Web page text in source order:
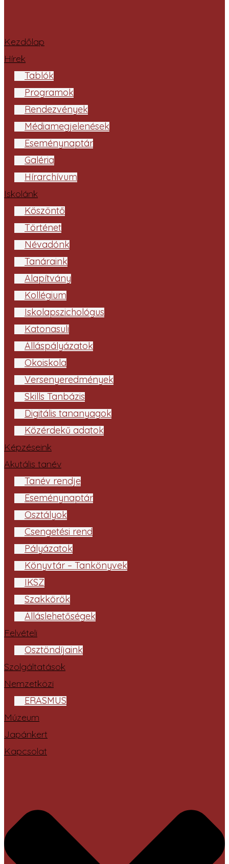
Kezdőlap
Hírek
Tablók
Programok
Rendezvények
Médiamegjelenések
Eseménynaptár
Galéria
Hírarchívum
Iskolánk
Köszöntő
Történet
Névadónk
Tanáraink
Alapítvány
Kollégium
Iskolapszichológus
Katonasuli
Álláspályázatok
Ökoiskola
Versenyeredmények
Skills Tanbázis
Digitális tananyagok
Közérdekű adatok
Képzéseink
Akutális tanév
Tanév rendje
Eseménynaptár
Osztályok
Csengetési rend
Pályázatok
Könyvtár – Tankönyvek
IKSZ
Szakkörök
Álláslehetőségek
Felvételi
Ösztöndíjaink
Szolgáltatások
Nemzetközi
ERASMUS
Múzeum
Japánkert
Kapcsolat